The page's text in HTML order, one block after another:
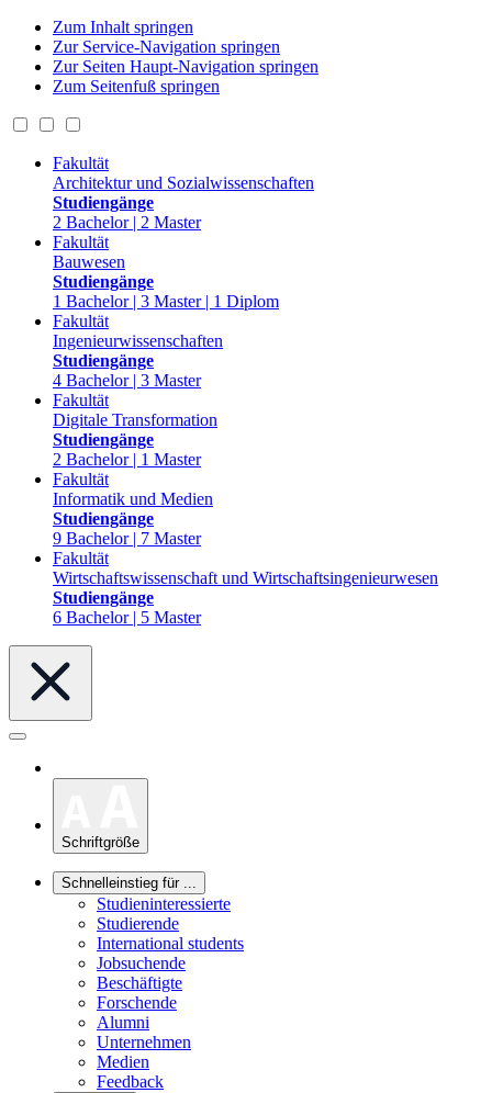
Zum Inhalt springen
Zur Service-Navigation springen
Zur Seiten Haupt-Navigation springen
Zum Seitenfuß springen
Fakultät
Architektur und Sozialwissenschaften
Studiengänge
2 Bachelor | 2 Master
Fakultät
Bauwesen
Studiengänge
1 Bachelor | 3 Master | 1 Diplom
Fakultät
Ingenieurwissenschaften
Studiengänge
4 Bachelor | 3 Master
Fakultät
Digitale Transformation
Studiengänge
2 Bachelor | 1 Master
Fakultät
Informatik und Medien
Studiengänge
9 Bachelor | 7 Master
Fakultät
Wirtschaftswissenschaft und Wirtschaftsingenieurwesen
Studiengänge
6 Bachelor | 5 Master
Schriftgröße
Schnelleinstieg für ...
Studieninteressierte
Studierende
International students
Jobsuchende
Beschäftigte
Forschende
Alumni
Unternehmen
Medien
Feedback